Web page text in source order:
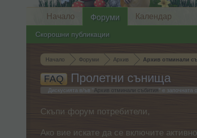
Начало Форуми Архив Архив отминали
FAQ Пролетни сънища
Дискусията в/ъв " Архив отминали събития " е започната
Скъпи форум потребители,
Ако вие искате да се включите
Начало Форуми
Скорошни публикации
Календар